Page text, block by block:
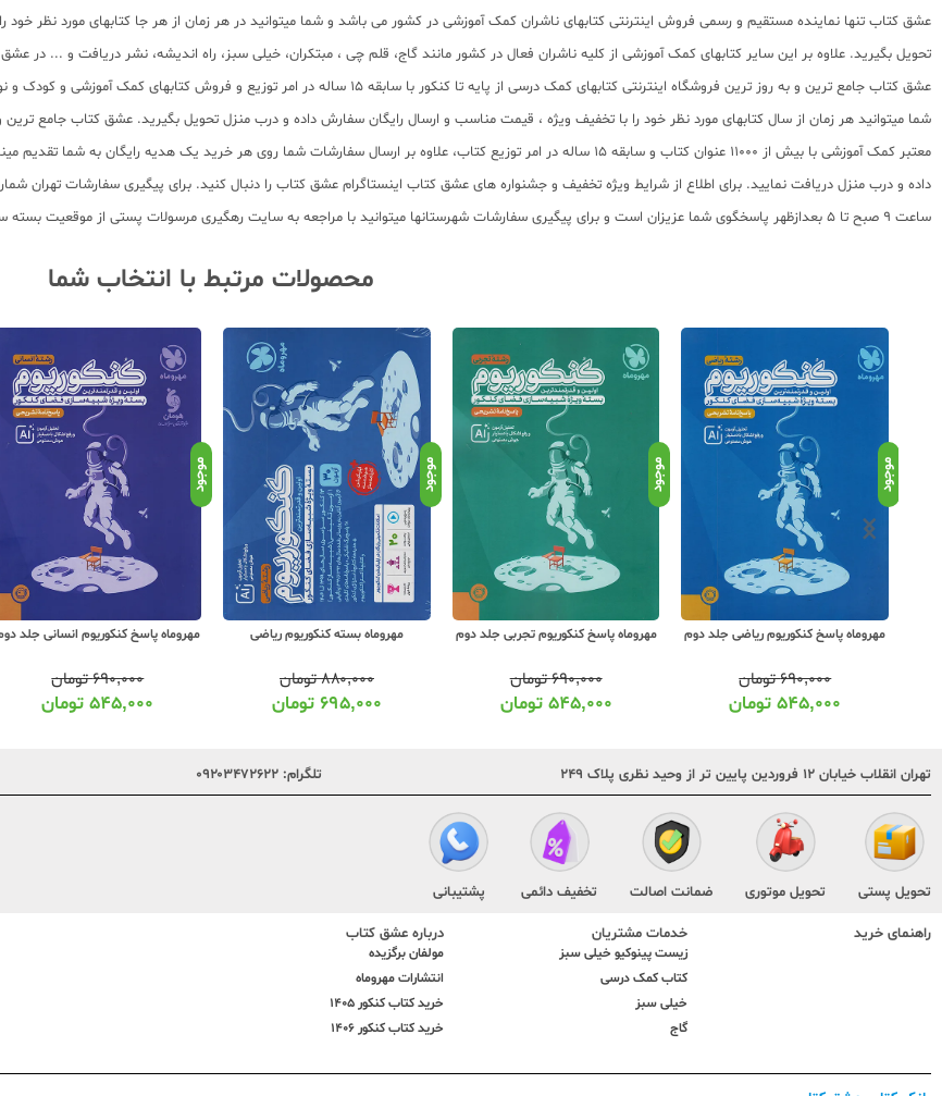
عشق کتاب تنها نماینده مستقیم و رسمی فروش اینترنتی کتابهای ناشران کمک آموزشی در کشور می باشد و شما میتوانید در هر زمان از هر جا کتابهای مورد نظر
تحویل بگیرید. علاوه بر این سایر کتابهای کمک آموزشی از کلیه ناشران فعال در کشور مانند گاج، قلم چی ، مبتکران، خیلی سبز، راه اندیشه، نشر دریافت و ...
عشق کتاب جامع ترین و به روز ترین فروشگاه اینترنتی کتابهای کمک درسی از پایه تا کنکور با سابقه 15 ساله در امر توزیع و فروش کتابهای کمک آموزشی و کودک و نوجوان در سراسر کشور آماده ارسال سفارشات شما میباشد.
شما میتوانید هر زمان از سال کتابهای مورد نظر خود را با تخفیف ویژه ، قیمت مناسب و ارسال رایگان سفارش داده و درب منزل تحویل بگیرید. عشق کتاب جامع
معتبر کمک آموزشی با بیش از 11000 عنوان کتاب و سابقه 15 ساله در امر توزیع کتاب، علاوه بر ارسال سفارشات شما روی هر خرید یک
ساعت 9 صبح تا 5 بعدازظهر پاسخگوی شما عزیزان است و برای پیگیری سفارشات شهرستانها میتوانید با مراجعه به سایت رهگیری مرسولات پستی از موقعیت بسته سفارشات خود اطلاع پیدا کنید.
محصولات مرتبط با انتخاب شما
موجود
مهروماه پاسخ کنکوریوم ریاضی جلد دوم
۶۹۰,۰۰۰تومان
۵۴۵,۰۰۰تومان
موجود
مهروماه پاسخ کنکوریوم تجربی جلد دوم
۶۹۰,۰۰۰تومان
۵۴۵,۰۰۰ تومان
موجود
مهروماه بسته کنکوریوم ریاضی
۸۸۰,۰۰۰تومان
۶۹۵,۰۰۰ تومان
موجود
مهروماه پاسخ کنکوریوم انسانی جلد
۶۹۰,۰۰۰تومان
۵۴۵,۰۰۰تومان
تهران انقلاب خیابان ۱۲ فروردین پایین تر از وحید نظری پلاک ۲۴۹ تلگرام: ۰۹۲۰۳۴۷۲۶۲۲
تحویل پستی تحویل موتوری ضمانت اصالت تخفیف دائمی پشتیبانی
راهنمای خرید خدمات مشتریان
زیست پینوکیو خیلی سبز
کتاب کمک درسی
خیلی سبز
گاج
درباره عشق کتاب
مولفان برگزیده
انتشارات مهروماه
خرید کتاب کنکور 1405
خرید کتاب کنکور 1406